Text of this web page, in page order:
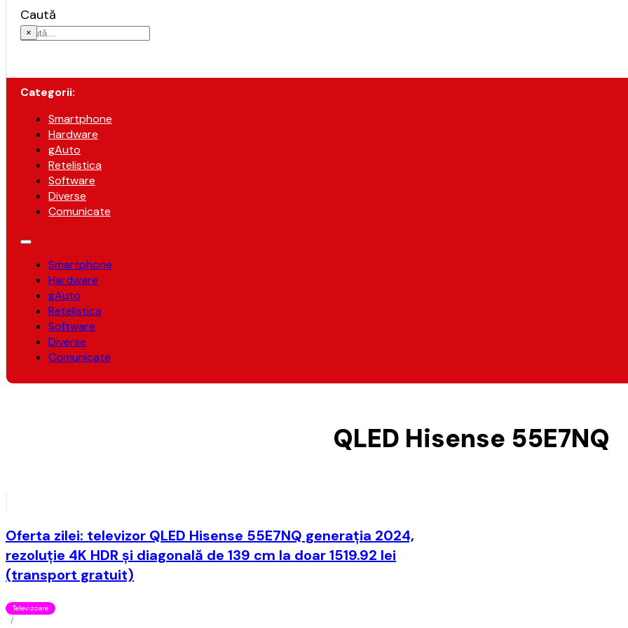
Caută
×
Categorii:
Smartphone
Hardware
gAuto
Retelistica
Software
Diverse
Comunicate
Smartphone
Hardware
gAuto
Retelistica
Software
Diverse
Comunicate
QLED Hisense 55E7NQ
Oferta zilei: televizor QLED Hisense 55E7NQ generaţia 2024,
rezoluţie 4K HDR şi diagonală de 139 cm la doar 1519.92 lei
(transport gratuit)
Televizoare
/